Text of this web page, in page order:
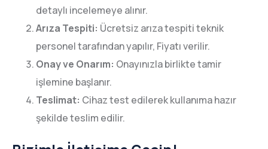
detaylı incelemeye alınır.
Arıza Tespiti: Ücretsiz arıza tespiti teknik
personel tarafından yapılır, Fiyatı verilir.
Onay ve Onarım: Onayınızla birlikte tamir
işlemine başlanır.
Teslimat: Cihaz test edilerek kullanıma hazır
şekilde teslim edilir.